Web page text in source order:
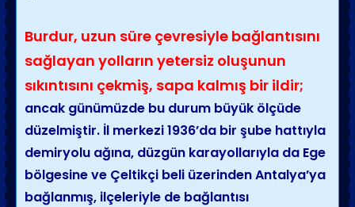
Burdur, uzun süre çevresiyle bağlantısını
sağlayan yolların yetersiz oluşunun
sıkıntısını çekmiş, sapa kalmış bir ildir;
ancak günümüzde bu durum büyük ölçüde
düzelmiştir. İl merkezi 1936’da bir şube hattıyla
demiryolu ağına, düzgün karayollarıyla da Ege
bölgesine ve Çeltikçi beli üzerinden Antalya’ya
bağlanmış, ilçeleriyle de bağlantısı